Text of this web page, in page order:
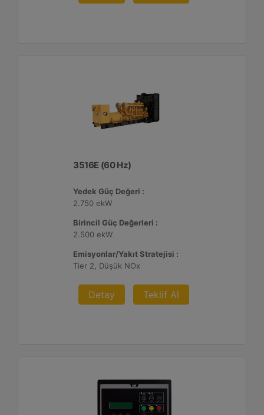
3516E (60 Hz)
Yedek Güç Değeri :
2.750 ekW
Birincil Güç Değerleri :
2.500 ekW
Emisyonlar/Yakıt Stratejisi :
Tier 2, Düşük NOx
Detay Teklif Al